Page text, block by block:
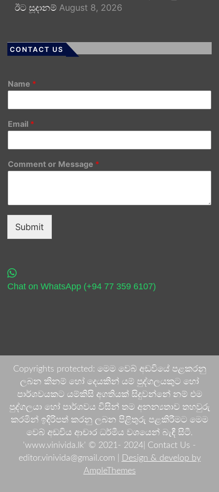
ඊට සූදානම් August 8, 2026
CONTACT US
Name *
Email *
Comment or Message *
Submit
Chat on WhatsApp (+94 77 359 6107)
Copyrights protected: මෙම වෙබ් අඩවියේ පළකරනු
ලබන කිනම් හෝ දෙයකින් යම් පුද්ගලයකුට හෝ
පාර්ශවයකට යම්කිසි අගතියක් සිදුවන්නේ නම් එම
පුද්ගලයා හෝ පාර්ශවය විසින් තම අනන්‍යතාව තහවුරු
කරමින් ඉදිරිපත් කරනු ලබන පිළිතුරු පළකිරීමට මෙම
වෙබ් අඩවිය ආචාර ධර්මීය වශයෙන් බැඳී සිටී.
'www.vinivida.lk' © 2021- 2024| Contact Us -
editor.vinivida@gmail.com |
Design & develop by
AmpleThemes